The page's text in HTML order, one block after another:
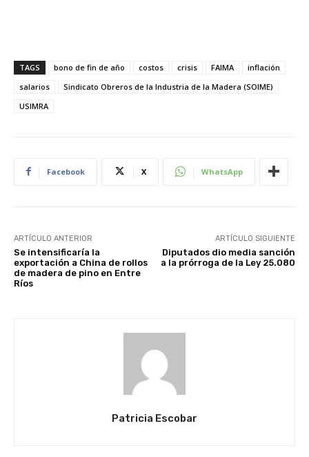
TAGS bono de fin de año costos crisis FAIMA
inflación
salarios
Sindicato Obreros de la Industria de la Madera (SOIME)
USIMRA
Facebook X WhatsApp
ARTÍCULO ANTERIOR
Se intensificaría la
exportación a China de rollos
de madera de pino en Entre
Ríos
ARTÍCULO SIGUIENTE
Diputados dio media sanción
a la prórroga de la Ley 25.080
Patricia Escobar